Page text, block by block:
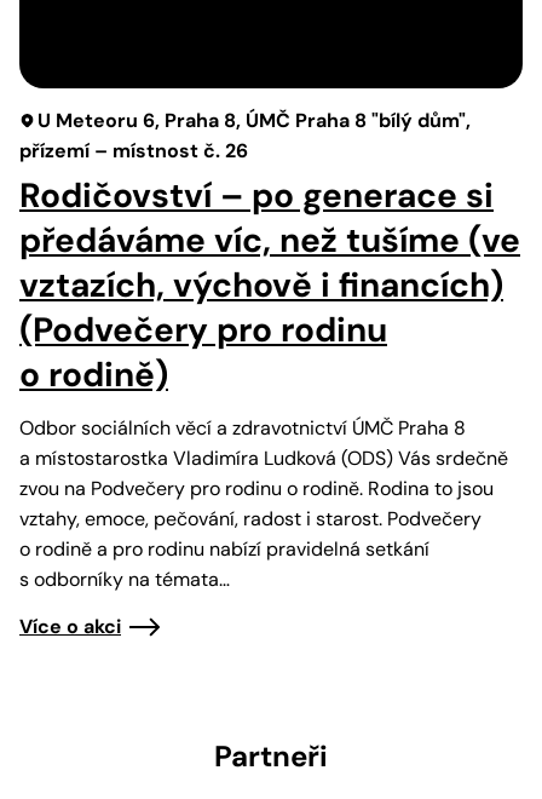
U Meteoru 6, Praha 8, ÚMČ Praha 8 "bílý dům",
přízemí – místnost č. 26
Rodičovství – po generace si
předáváme víc, než tušíme (ve
vztazích, výchově i financích)
(Podvečery pro rodinu
o rodině)
Odbor sociálních věcí a zdravotnictví ÚMČ Praha 8
a místostarostka Vladimíra Ludková (ODS) Vás srdečně
zvou na Podvečery pro rodinu o rodině. Rodina to jsou
vztahy, emoce, pečování, radost i starost. Podvečery
o rodině a pro rodinu nabízí pravidelná setkání
s odborníky na témata…
Více o akci
Partneři